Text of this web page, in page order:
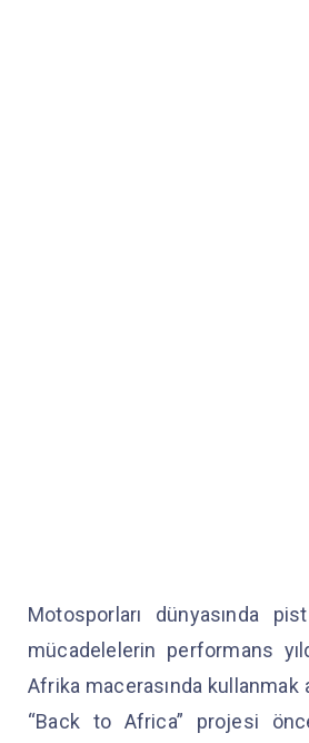
Motosporları dünyasında
mücadelelerin performans
Afrika macerasında kullanmak
“Back to Africa” projesi